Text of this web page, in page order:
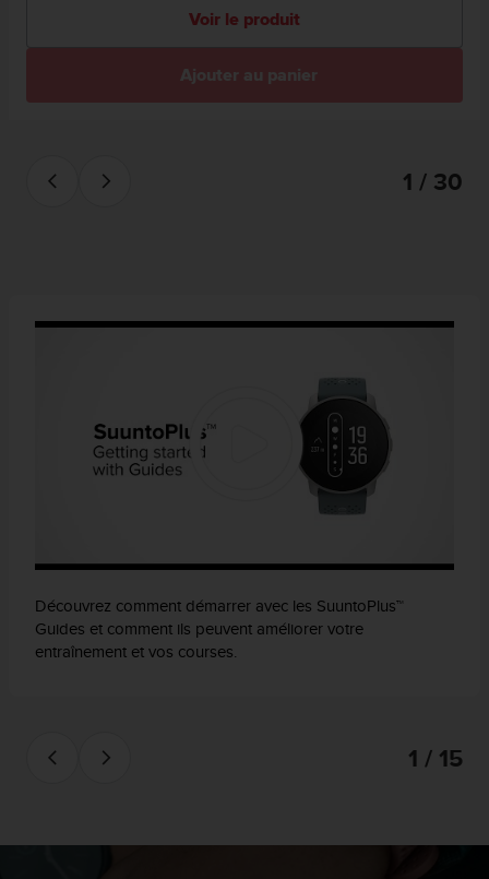
Voir le produit
Ajouter au panier
1 / 30
Découvrez comment démarrer avec les SuuntoPlus™
Guides et comment ils peuvent améliorer votre
entraînement et vos courses.
1 / 15